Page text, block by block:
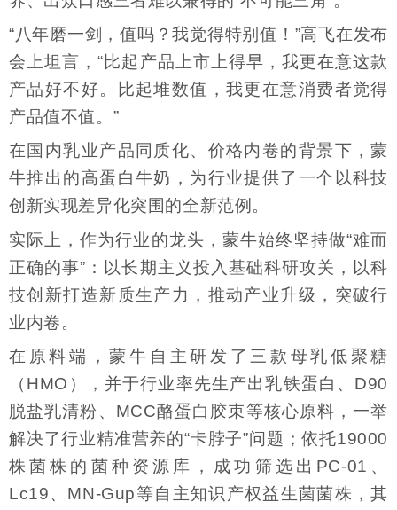
“八年磨一剑，值吗？我觉得特别值！”高飞在发布
会上坦言，“比起产品上市上得早，我更在意这款
产品好不好。比起堆数值，我更在意消费者觉得
产品值不值。”
在国内乳业产品同质化、价格内卷的背景下，蒙
牛推出的高蛋白牛奶，为行业提供了一个以科技
创新实现差异化突围的全新范例。
实际上，作为行业的龙头，蒙牛始终坚持做“难而
正确的事”：以长期主义投入基础科研攻关，以科
技创新打造新质生产力，推动产业升级，突破行
业内卷。
在原料端，蒙牛自主研发了三款母乳低聚糖
（HMO），并于行业率先生产出乳铁蛋白、D90
脱盐乳清粉、MCC酪蛋白胶束等核心原料，一举
解决了行业精准营养的“卡脖子”问题；依托19000
株菌株的菌种资源库，成功筛选出PC-01、
Lc19、MN-Gup等自主知识产权益生菌菌株，其